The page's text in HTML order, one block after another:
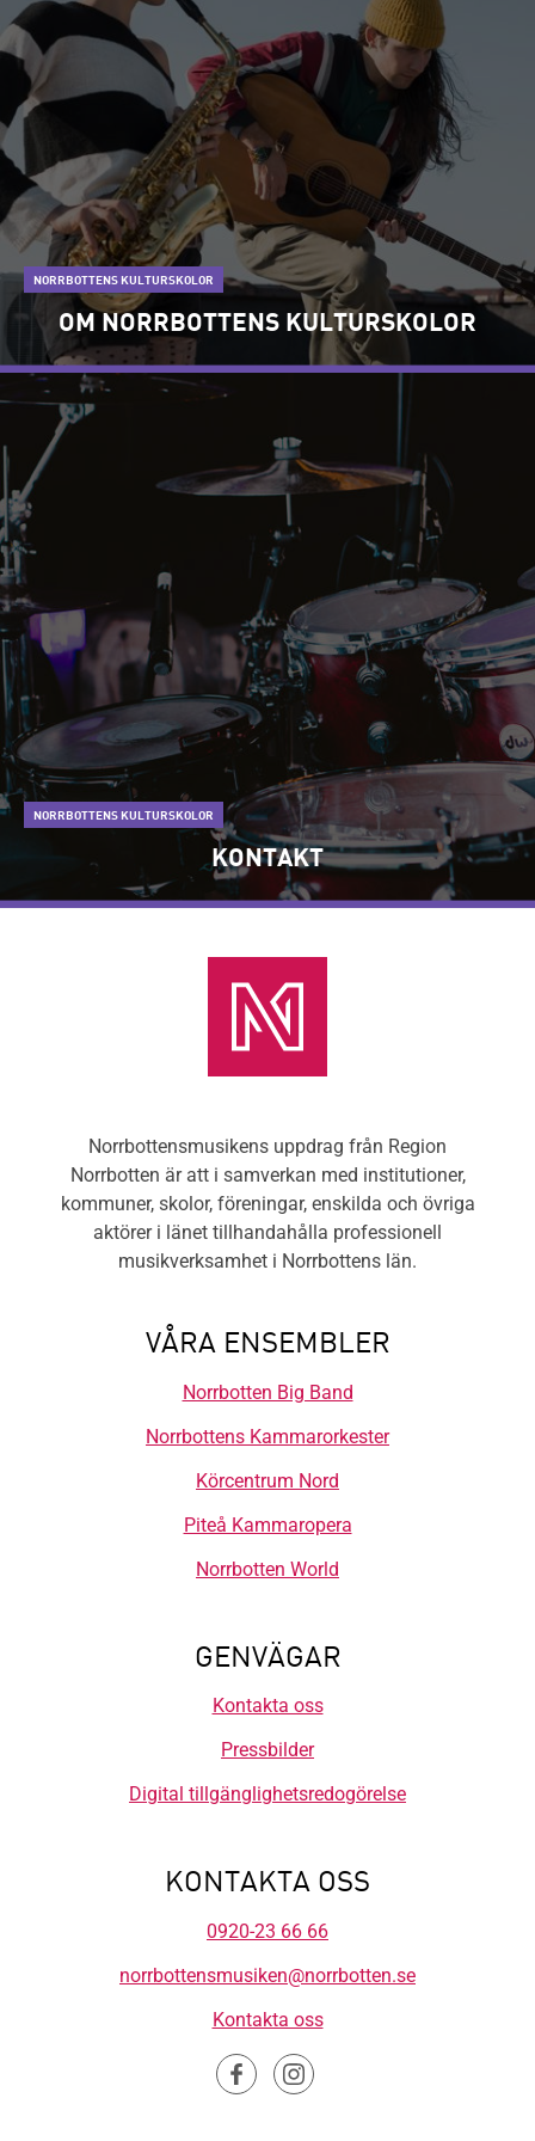
OM NORRBOTTENS KULTURSKOLOR
NORRBOTTENS KULTURSKOLOR
KONTAKT
NORRBOTTENS KULTURSKOLOR
Norrbottensmusikens uppdrag från Region
Norrbotten är att i samverkan med institutioner,
kommuner, skolor, föreningar, enskilda och övriga
aktörer i länet tillhandahålla professionell
musikverksamhet i Norrbottens län.
VÅRA ENSEMBLER
Norrbotten Big Band
Norrbottens Kammarorkester
Körcentrum Nord
Piteå Kammaropera
Norrbotten World
GENVÄGAR
Kontakta oss
Pressbilder
Digital tillgänglighetsredogörelse
KONTAKTA OSS
0920-23 66 66
norrbottensmusiken@norrbotten.se
Kontakta oss